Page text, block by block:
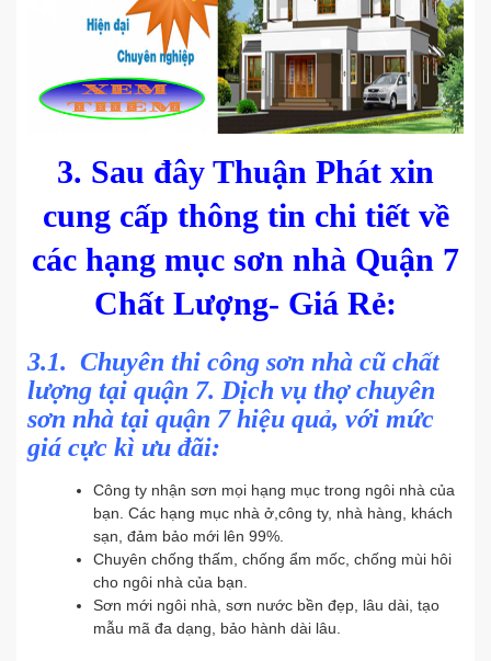
3. Sau đây Thuận Phát xin
cung cấp thông tin chi tiết về
các hạng mục sơn nhà Quận 7
Chất Lượng- Giá Rẻ:
3.1. Chuyên thi công sơn nhà cũ chất
lượng tại quận 7. Dịch vụ thợ chuyên
sơn nhà tại quận 7 hiệu quả, với mức
giá cực kì ưu đãi:
Công ty nhận sơn mọi hạng mục trong ngôi nhà của
bạn. Các hạng mục nhà ở,công ty, nhà hàng, khách
sạn, đảm bảo mới lên 99%.
Chuyên chống thấm, chống ẩm mốc, chống mùi hôi
cho ngôi nhà của bạn.
Sơn mới ngôi nhà, sơn nước bền đẹp, lâu dài, tạo
mẫu mã đa dạng, bảo hành dài lâu.